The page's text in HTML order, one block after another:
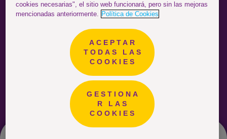
YouTube
ESTÁS EN EL SITIO DE: Colombia
cookies necesarias", el sitio web funcionará, pero sin las mejoras
mencionadas anteriormente.
Política de Cookies
ACEPTAR
TODAS LAS
COOKIES
GESTIONA
R LAS
COOKIES